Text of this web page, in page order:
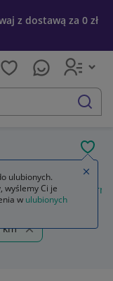
z dostawą za 0 zł
szukaj
hunters popcorn
km
ulubionych.
wyślemy Ci je
w ulubionych